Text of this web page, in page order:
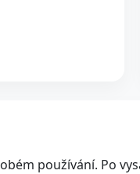
používání. Po